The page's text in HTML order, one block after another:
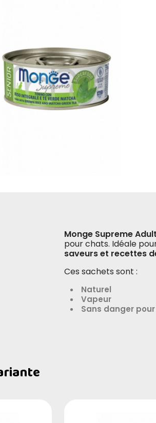
Monge Supreme Adult
pour chats. Idéale
saveurs et recettes
Ces sachets sont :
Naturel
Vapeur
Sans danger